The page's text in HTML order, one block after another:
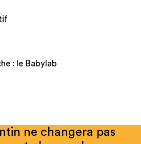
: le Babylab
ne changera pas